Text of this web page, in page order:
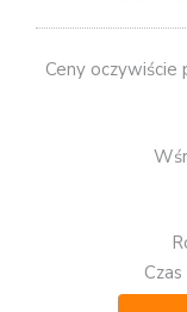
Ceny oczywiście